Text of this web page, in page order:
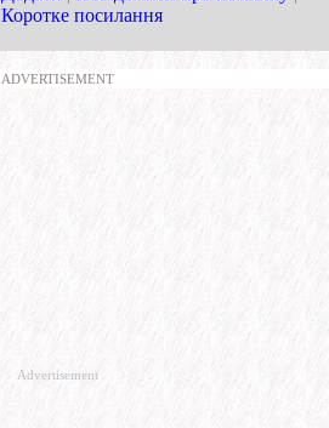
Коротке посилання
ADVERTISEMENT
Advertisement